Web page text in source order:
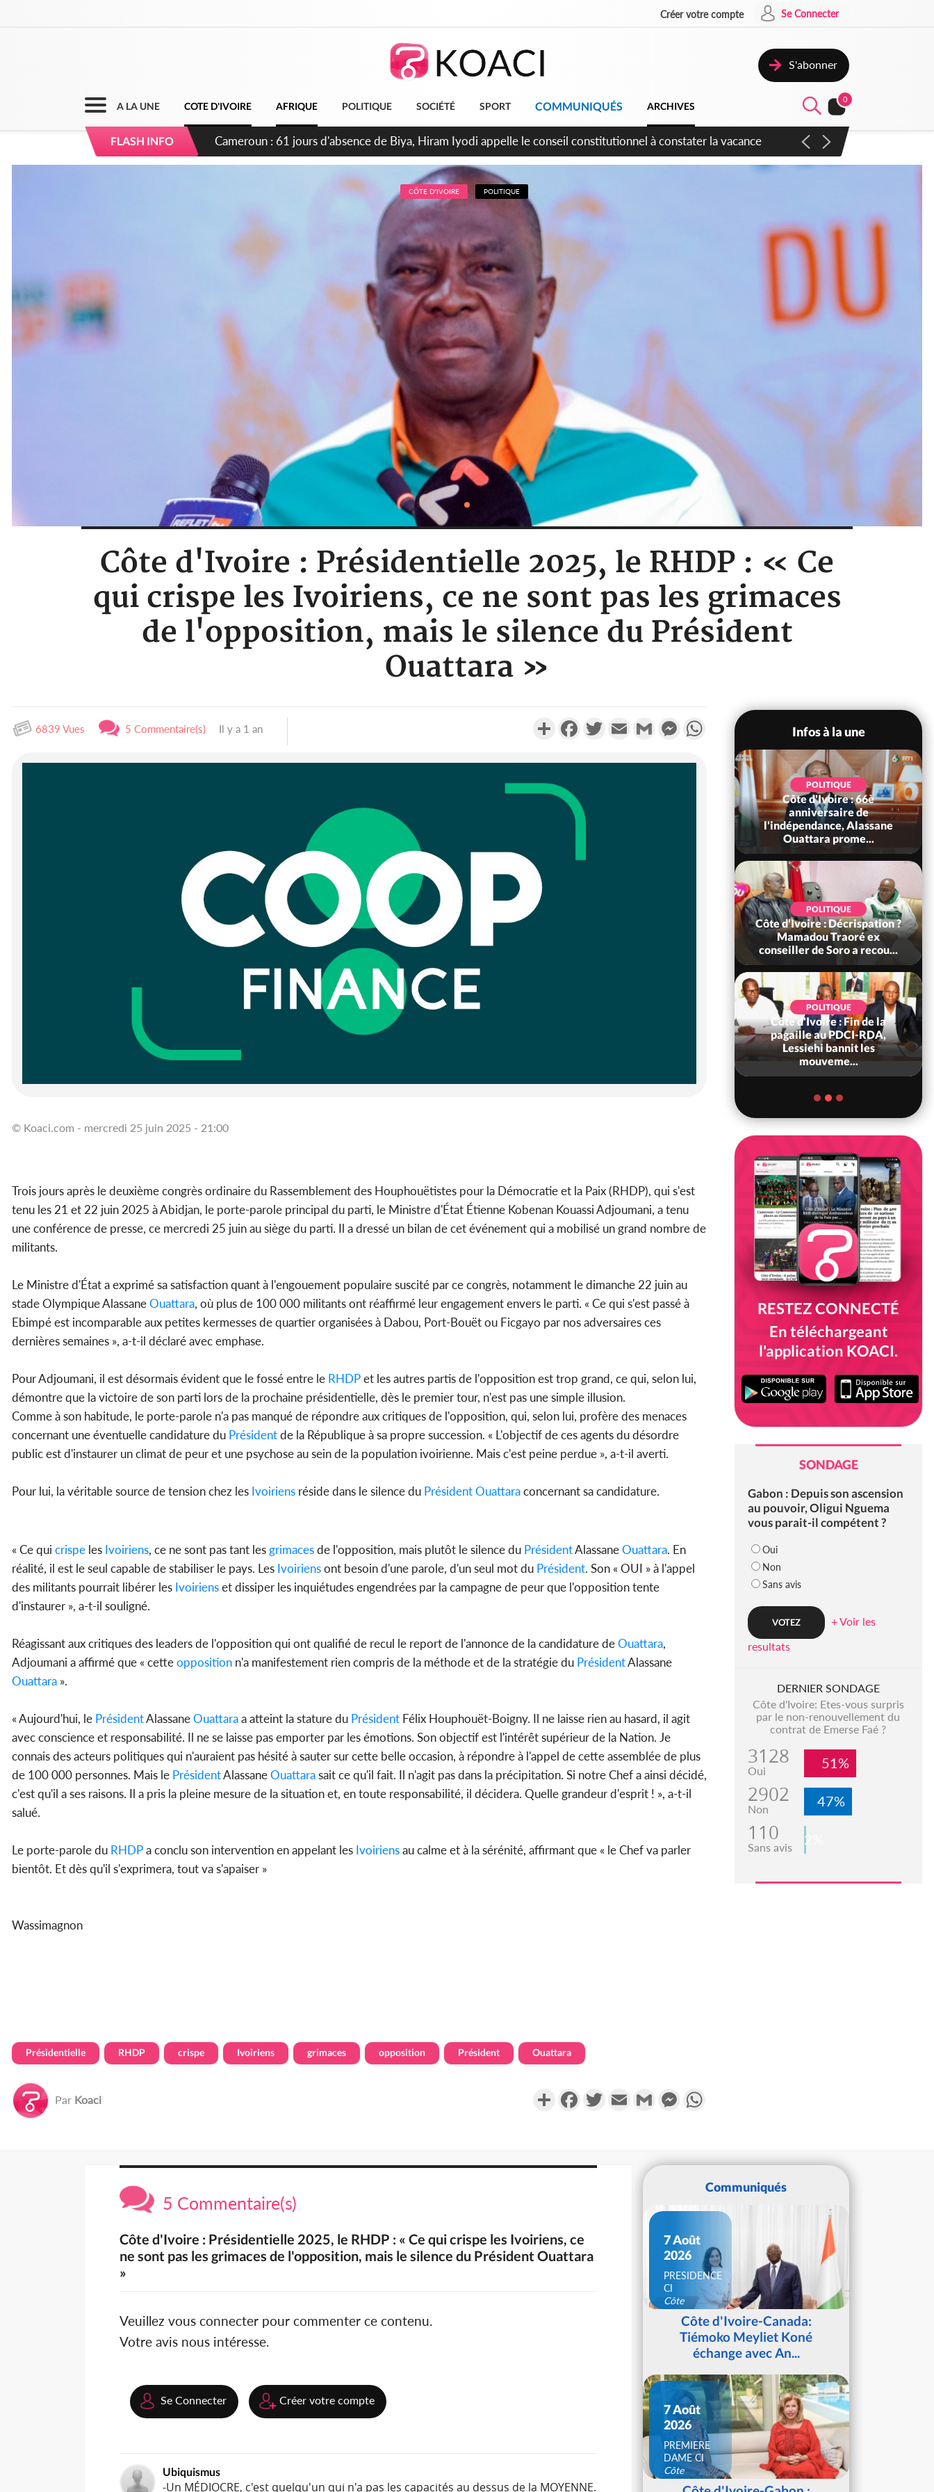
Créer votre compte Se Connecter
S'abonner
A LA UNE COTE D'IVOIRE AFRIQUE POLITIQUE SOCIÉTÉ SPORT COMMUNIQUÉS ARCHIVES
0
FLASH INFO Côte d'Ivoire : Fin de la pagaille au PDCI-RDA, Lessiehi bannit les mouvements sauvages
CÔTE D'IVOIRE POLITIQUE
Côte d'Ivoire : Présidentielle 2025, le RHDP : « Ce
qui crispe les Ivoiriens, ce ne sont pas les grimaces
de l'opposition, mais le silence du Président
Ouattara »
6839 Vues 5 Commentaire(s) Il y a 1 an PartagerFacebookTwitterEmail Gmail MessengerWhatsApp
© Koaci.com - mercredi 25 juin 2025 - 21:00
Trois jours après le deuxième congrès ordinaire du Rassemblement des Houphouëtistes pour la Démocratie et la Paix (RHDP), qui s'est
tenu les 21 et 22 juin 2025 à Abidjan, le porte-parole principal du parti, le Ministre d'État Étienne Kobenan Kouassi Adjoumani, a tenu
une conférence de presse, ce mercredi 25 juin au siège du parti. Il a dressé un bilan de cet événement qui a mobilisé un grand nombre de
militants.
Le Ministre d'État a exprimé sa satisfaction quant à l'engouement populaire suscité par ce congrès, notamment le dimanche 22 juin au
stade Olympique AlassaneOuattara, où plus de 100 000 militants ont réaffirmé leur engagement envers le parti. « Ce qui s'est passé à
Ebimpé est incomparable aux petites kermesses de quartier organisées à Dabou, Port-Bouët ou Ficgayo par nos adversaires ces
dernières semaines », a-t-il déclaré avec emphase.
Pour Adjoumani, il est désormais évident que le fossé entre le RHDPet les autres partis de l'opposition est trop grand, ce qui, selon lui,
démontre que la victoire de son parti lors de la prochaine présidentielle, dès le premier tour, n'est pas une simple illusion.
Comme à son habitude, le porte-parole n'a pas manqué de répondre aux critiques de l'opposition, qui, selon lui, profère des menaces
concernant une éventuelle candidature du Présidentde la République à sa propre succession. « L'objectif de ces agents du désordre
public est d'instaurer un climat de peur et une psychose au sein de la population ivoirienne. Mais c'est peine perdue », a-t-il averti.
Pour lui, la véritable source de tension chez les Ivoiriens réside dans le silence du PrésidentOuattaraconcernant sa candidature.
« Ce qui crispe les Ivoiriens, ce ne sont pas tant lesgrimacesde l'opposition, mais plutôt le silence du PrésidentAlassaneOuattara. En
réalité, il est le seul capable de stabiliser le pays. Les Ivoiriensont besoin d'une parole, d'un seul mot du Président. Son « OUI » à l'appel
des militants pourrait libérer les Ivoirienset dissiper les inquiétudes engendrées par la campagne de peur que l'opposition tente
d'instaurer », a-t-il souligné.
Réagissant aux critiques des leaders de l'opposition qui ont qualifié de recul le report de l'annonce de la candidature deOuattara,
Adjoumani a affirmé que « cetteopposition n'a manifestement rien compris de la méthode et de la stratégie du PrésidentAlassane
Ouattara ».
« Aujourd'hui, le PrésidentAlassaneOuattaraa atteint la stature du Président Félix Houphouët-Boigny. Il ne laisse rien au hasard, il agit
avec conscience et responsabilité. Il ne se laisse pas emporter par les émotions. Son objectif est l'intérêt supérieur de la Nation. Je
connais des acteurs politiques qui n'auraient pas hésité à sauter sur cette belle occasion, à répondre à l'appel de cette assemblée de plus
de 100 000 personnes. Mais le PrésidentAlassaneOuattarasait ce qu'il fait. Il n'agit pas dans la précipitation. Si notre Chef a ainsi décidé,
c'est qu'il a ses raisons. Il a pris la pleine mesure de la situation et, en toute responsabilité, il décidera. Quelle grandeur d'esprit ! », a-t-il
salué.
Le porte-parole du RHDPa conclu son intervention en appelant les Ivoiriensau calme et à la sérénité, affirmant que « le Chef va parler
bientôt. Et dès qu'il s'exprimera, tout va s'apaiser »
Wassimagnon
Présidentielle RHDP crispe Ivoiriens grimaces opposition Président Ouattara
Par Koaci PartagerFacebookTwitterEmail Gmail Messenger
Infos à la une
d'absence de Biya, Hiram
Iyodi appelle le conseil
POLITIQUE
Côte d'Ivoire : 66è
anniversaire de
l'indépendance, Alassane
Ouattara prome...
POLITIQUE
Côte d'Ivoire : Décrispation ?
Mamadou Traoré ex
conseiller de Soro a recou...
POLITIQUE
Côte d'Ivoire : Fin de la
pagaille au PDCI-RDA,
Lessiehi bannit les
mouveme...
RESTEZ CONNECTÉ
En téléchargeant
l'application KOACI.
SONDAGE
Gabon : Depuis son ascension
au pouvoir, Oligui Nguema
vous parait-il compétent ?
Oui
Non
Sans avis
+ Voir les
resultats
DERNIER SONDAGE
Côte d'Ivoire: Etes-vous surpris
par le non-renouvellement du
contrat de Emerse Faé ?
3128
Oui 51%
2902
Non 47%
110
Sans avis 2%
5 Commentaire(s)
Côte d'Ivoire : Présidentielle 2025, le RHDP : « Ce qui crispe les Ivoiriens, ce
ne sont pas les grimaces de l'opposition, mais le silence du Président Ouattara
»
Veuillez vous connecter pour commenter ce contenu.
Votre avis nous intéresse.
Se Connecter Créer votre compte
Ubiquismus
-Un MÉDIOCRE, c'est quelqu'un qui n'a pas les capacités au dessus de la MOYENNE.
Communiqués
7 Août
2026
PRESIDENCE
CI
Côte
d'IvoireCôte d'Ivoire-Canada:
Tiémoko Meyliet Koné
échange avec An...
7 Août
2026
PREMIERE
DAME CI
Côte
d'Ivoire